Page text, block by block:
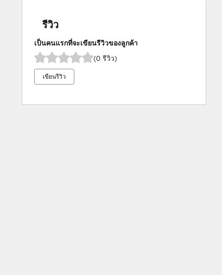
รีวิว
เป็นคนแรกที่จะเขียนรีวิวของลูกค้า
(0 รีวิว)
เขียนรีวิว